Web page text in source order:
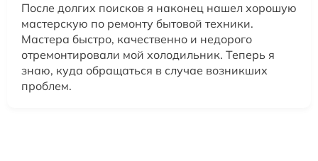
После долгих поисков я наконец нашел хорошую
мастерскую по ремонту бытовой техники.
Мастера быстро, качественно и недорого
отремонтировали мой холодильник. Теперь я
знаю, куда обращаться в случае возникших
проблем.